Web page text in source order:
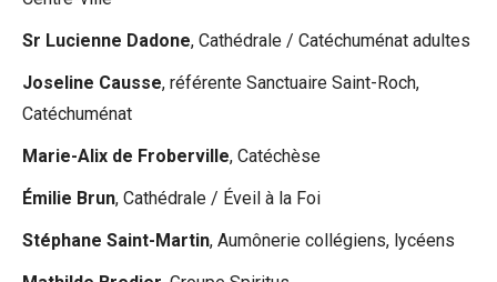
Sr Lucienne Dadone, Cathédrale / Catéchuménat adultes
Joseline Causse, référente Sanctuaire Saint-Roch,
Catéchuménat
Marie-Alix de Froberville, Catéchèse
Émilie Brun, Cathédrale / Éveil à la Foi
Stéphane Saint-Martin, Aumônerie collégiens, lycéens